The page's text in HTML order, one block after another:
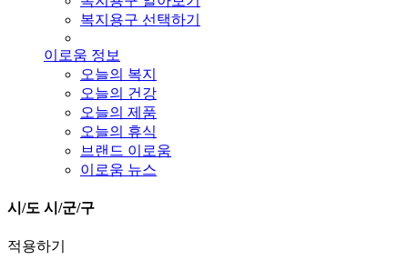
복지용구 선택하기
이로움 정보
오늘의 복지
오늘의 건강
오늘의 제품
오늘의 휴식
브랜드 이로움
이로움 뉴스
시/도 시/군/구
적용하기